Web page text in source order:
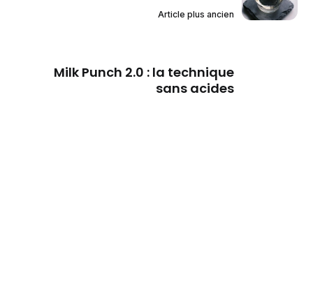
Article plus ancien
Milk Punch 2.0 : la technique
sans acides